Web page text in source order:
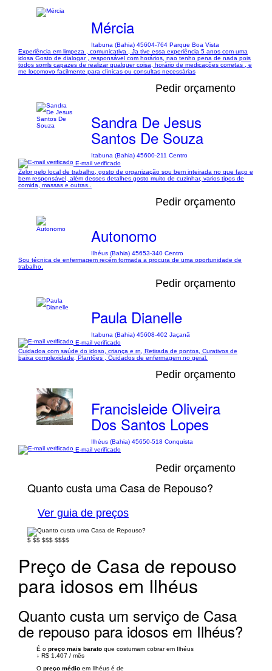
Mércia
Itabuna (Bahia) 45604-764 Parque Boa Vista
Experiência em limpeza , comunicativa , Ja tive essa experiência 5 anos com uma
idosa Gosto de dialogar , responsável com horários, nao tenho pena de nada pois
todos somls capazes de realizar qualquer coisa, horário de medicações corretas , e
me locomovo facilmente para clínicas ou consultas necessárias
Pedir orçamento
Sandra De Jesus
Santos De Souza
Itabuna (Bahia) 45600-211 Centro
E-mail verificado
Zelor pelo local de trabalho, gosto de organização sou bem inteirada no que faço e
bem responsável, além desses detalhes gosto muito de cuzinhar, varios tipos de
comida, massas e outras..
Pedir orçamento
Autonomo
Ilhéus (Bahia) 45653-340 Centro
Sou técnica de enfermagem recém formada a procura de uma oportunidade de
trabalho.
Pedir orçamento
Paula Dianelle
Itabuna (Bahia) 45608-402 Jaçanã
E-mail verificado
Cuidadoa com saúde do idoso, criança e rn, Retirada de pontos, Curativos de
baixa complexidade, Plantões , Cuidados de enfermagem no geral.
Pedir orçamento
Francisleide Oliveira
Dos Santos Lopes
Ilhéus (Bahia) 45650-518 Conquista
E-mail verificado
Pedir orçamento
Quanto custa uma Casa de Repouso?
Ver guia de preços
$ $$ $$$ $$$$
Preço de Casa de repouso
para idosos em Ilhéus
Quanto custa um serviço de Casa
de repouso para idosos em Ilhéus?
É o preço mais barato que costumam cobrar em Ilhéus
↓ R$ 1.407 / mês
O preço médio em Ilhéus é de